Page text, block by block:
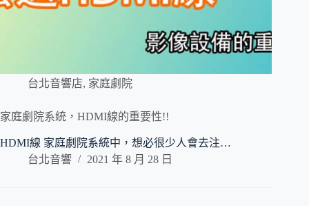
台北音響店, 家庭劇院
家庭劇院系統，HDMI線的重要性!!
HDMI線 家庭劇院系統中，想必很少人會去注…
台北音響
2021 年 8 月 28 日